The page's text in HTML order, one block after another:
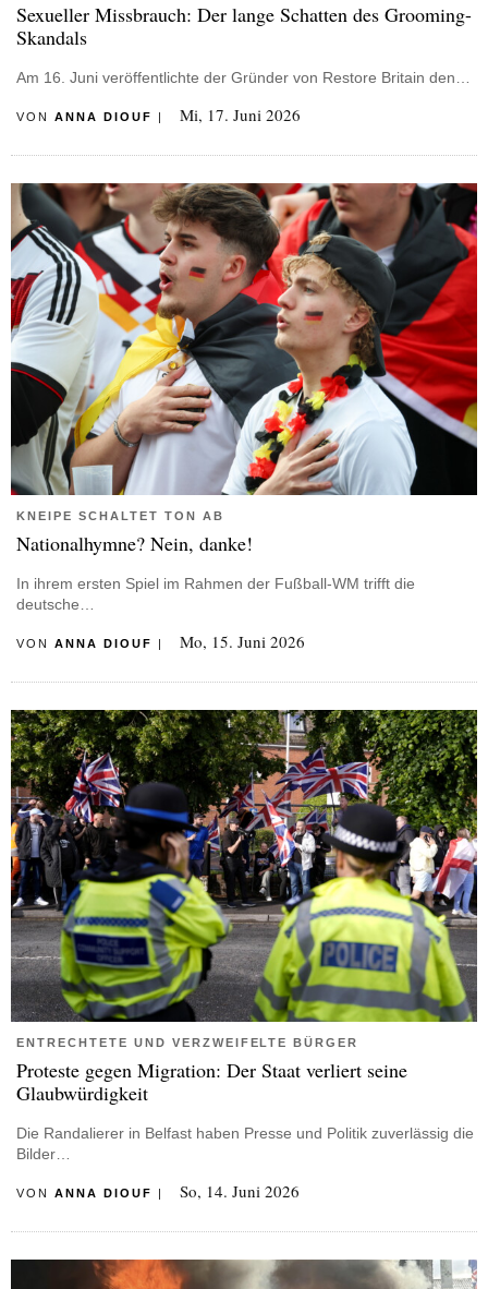
Sexueller Missbrauch: Der lange Schatten des Grooming-
Skandals
Am 16. Juni veröffentlichte der Gründer von Restore Britain den…
VON ANNA DIOUF Mi, 17. Juni 2026
KNEIPE SCHALTET TON AB
Nationalhymne? Nein, danke!
In ihrem ersten Spiel im Rahmen der Fußball-WM trifft die
deutsche…
VON ANNA DIOUF | Mo, 15. Juni 2026
ENTRECHTETE UND VERZWEIFELTE BÜRGER
Proteste gegen Migration: Der Staat verliert seine
Glaubwürdigkeit
Die Randalierer in Belfast haben Presse und Politik zuverlässig die
Bilder…
VON ANNA DIOUF | So, 14. Juni 2026